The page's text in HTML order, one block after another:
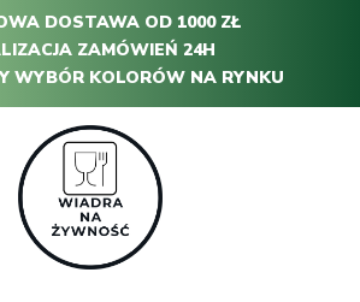
DOSTAWA OD 1000 ZŁ
ZAMÓWIEŃ 24H
WYBÓR KOLORÓW NA RYNKU